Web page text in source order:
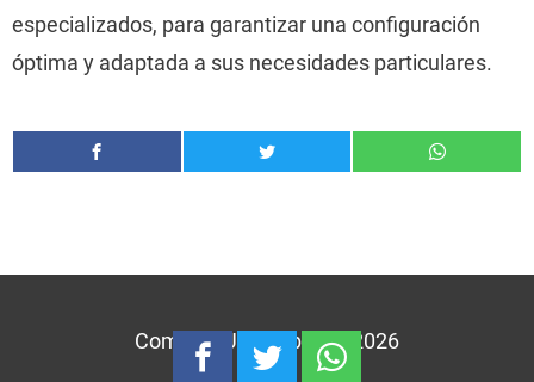
especializados, para garantizar una configuración
óptima y adaptada a sus necesidades particulares.
Comprar Una Tablet © 2026